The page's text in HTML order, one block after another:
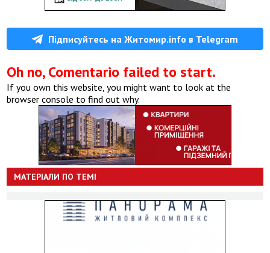
Підписуйтесь на Житомир.info в Telegram
Oh no, Comentario failed to start.
If you own this website, you might want to look at the
browser console to find out why.
МАТЕРІАЛИ ПО ТЕМІ